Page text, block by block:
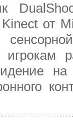
от
игрокам
на